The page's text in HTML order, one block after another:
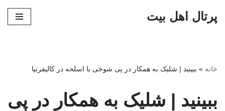
پرتال اهل بیت
خانه » ببینید | شلیک به همکار در پی شوخی با اسلحه در کالیفرنیا
ببینید | شلیک به همکار در پی